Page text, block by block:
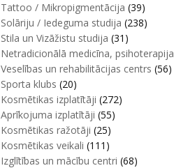
Tattoo / Mikropigmentācija (39)
Solāriju / Iedeguma studija (238)
Stila un Vizāžistu studija (31)
Netradicionālā medicīna, psihoterapija
Veselības un rehabilitācijas centrs (56)
Sporta klubs (20)
Kosmētikas izplatītāji (272)
Aprīkojuma izplatītāji (55)
Kosmētikas ražotāji (25)
Kosmētikas veikali (111)
Izglītības un mācību centri (68)